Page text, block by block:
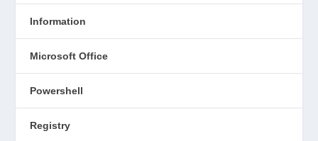
Information
Microsoft Office
Powershell
Registry